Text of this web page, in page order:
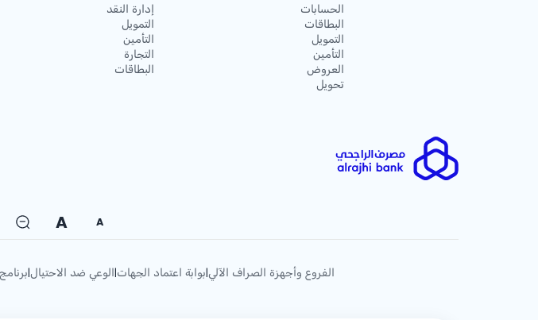
الحسابات
البطاقات
التمويل
التأمين
العروض
تحويل
إدارة النقد
التمويل
التأمين
التجارة
البطاقات
A
A
الفروع وأجهزة الصراف الآلي|بوابة اعتماد الجهات|الوعي ضد الاحتيال|